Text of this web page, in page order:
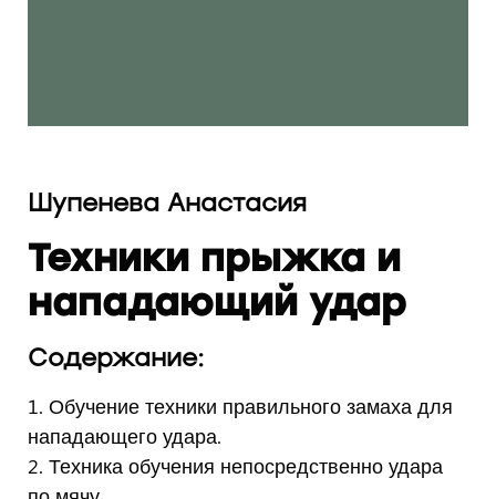
Шупенева Анастасия
Техники прыжка и
нападающий удар
Содержание:
1. Обучение техники правильного замаха для
нападающего удара.
2. Техника обучения непосредственно удара